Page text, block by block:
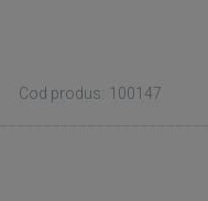
Cod produs: 100147